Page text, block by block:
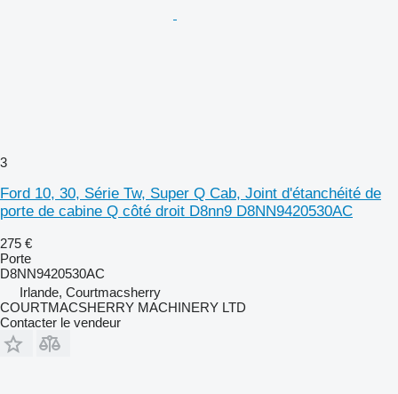
3
Ford 10, 30, Série Tw, Super Q Cab, Joint d'étanchéité de
porte de cabine Q côté droit D8nn9 D8NN9420530AC
275 €
Porte
D8NN9420530AC
Irlande, Courtmacsherry
COURTMACSHERRY MACHINERY LTD
Contacter le vendeur